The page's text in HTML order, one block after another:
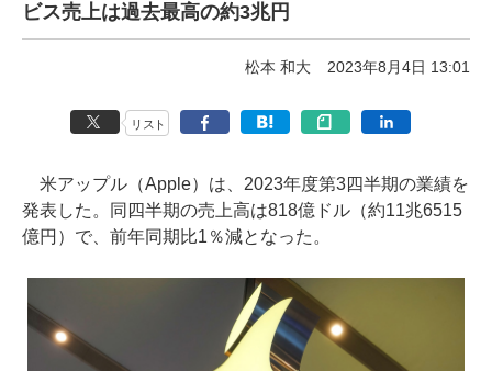
ビス売上は過去最高の約3兆円
松本 和大 2023年8月4日 13:01
リスト
米アップル（Apple）は、2023年度第3四半期の業績を
発表した。同四半期の売上高は818億ドル（約11兆6515
億円）で、前年同期比1％減となった。